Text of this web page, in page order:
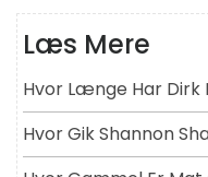
Læs Mere
Hvor Længe Har Dirk
Hvor Gik Shannon